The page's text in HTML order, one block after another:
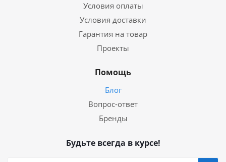
Условия оплаты
Условия доставки
Гарантия на товар
Проекты
Помощь
Блог
Вопрос-ответ
Бренды
Будьте всегда в курсе!